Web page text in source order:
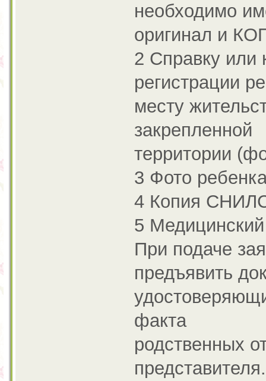
необходимо
оригинал и
2 Справку или
регистрации
месту
закрепленной
территории
3 Фото
4 Копия
5
При подаче
предъявить
факта
родственных
представителя.